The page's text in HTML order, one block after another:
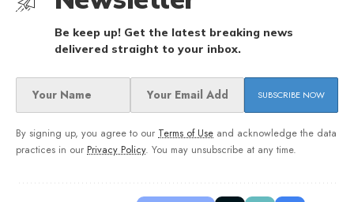
Be keep up! Get the latest breaking news
delivered straight to your inbox.
By signing up, you agree to our Terms of Use and acknowledge the data
practices in our Privacy Policy. You may unsubscribe at any time.